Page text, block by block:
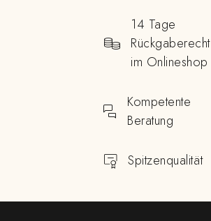
14 Tage
Rückgaberecht
im Onlineshop
Kompetente
Beratung
Spitzenqualität